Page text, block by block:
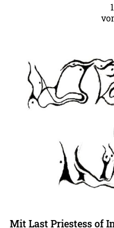
Mit Last Priestess of